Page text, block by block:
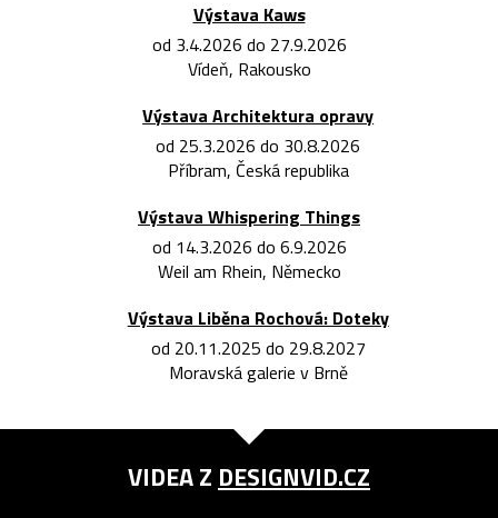
Výstava Kaws
od 3.4.2026 do 27.9.2026
Vídeň, Rakousko
Výstava Architektura opravy
od 25.3.2026 do 30.8.2026
Příbram, Česká republika
Výstava Whispering Things
od 14.3.2026 do 6.9.2026
Weil am Rhein, Německo
Výstava Liběna Rochová: Doteky
od 20.11.2025 do 29.8.2027
Moravská galerie v Brně
VIDEA Z DESIGNVID.CZ